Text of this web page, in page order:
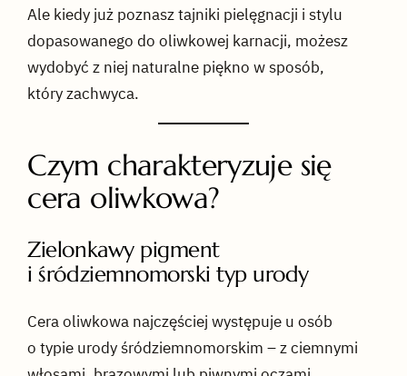
Ale kiedy już poznasz tajniki pielęgnacji i stylu
dopasowanego do oliwkowej karnacji, możesz
wydobyć z niej naturalne piękno w sposób,
który zachwyca.
Czym charakteryzuje się
cera oliwkowa?
Zielonkawy pigment
i śródziemnomorski typ urody
Cera oliwkowa najczęściej występuje u osób
o typie urody śródziemnomorskim – z ciemnymi